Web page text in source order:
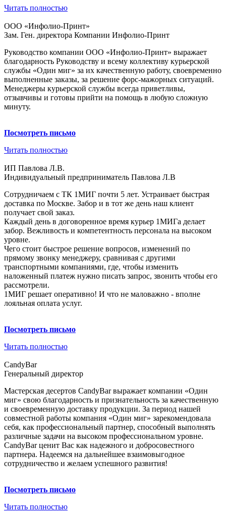
Читать полностью
ООО «Инфолио-Принт»
Зам. Ген. директора Компании Инфолио-Принт
Руководство компании ООО «Инфолио-Принт» выражает
благодарность Руководству и всему коллективу курьерской
службы «Один миг» за их качественную работу, своевременно
выполненные заказы, за решение форс-мажорных ситуаций.
Менеджеры курьерской службы всегда приветливы,
отзывчивы и готовы прийти на помощь в любую сложную
минуту.
Посмотреть письмо
Читать полностью
ИП Павлова Л.В.
Индивидуальный предприниматель Павлова Л.В
Сотрудничаем с ТК 1МИГ почти 5 лет. Устраивает быстрая
доставка по Москве. Забор и в тот же день наш клиент
получает свой заказ.
Каждый день в договоренное время курьер 1МИГа делает
забор. Вежливость и компетентность персонала на высоком
уровне.
Чего стоит быстрое решение вопросов, изменений по
прямому звонку менеджеру, сравнивая с другими
транспортными компаниями, где, чтобы изменить
наложенный платеж нужно писать запрос, звонить чтобы его
рассмотрели.
1МИГ решает оперативно! И что не маловажно - вполне
лояльная оплата услуг.
Посмотреть письмо
Читать полностью
СandyBar
Генеральный директор
Мастерская десертов CandyBar выражает компании «Один
миг» свою благодарность и признательность за качественную
и своевременную доставку продукции. За период нашей
совместной работы компания «Один миг» зарекомендовала
себя, как профессиональный партнер, способный выполнять
различные задачи на высоком профессиональном уровне.
CandyBar ценит Вас как надежного и добросовестного
партнера. Надеемся на дальнейшее взаимовыгодное
сотрудничество и желаем успешного развития!
Посмотреть письмо
Читать полностью